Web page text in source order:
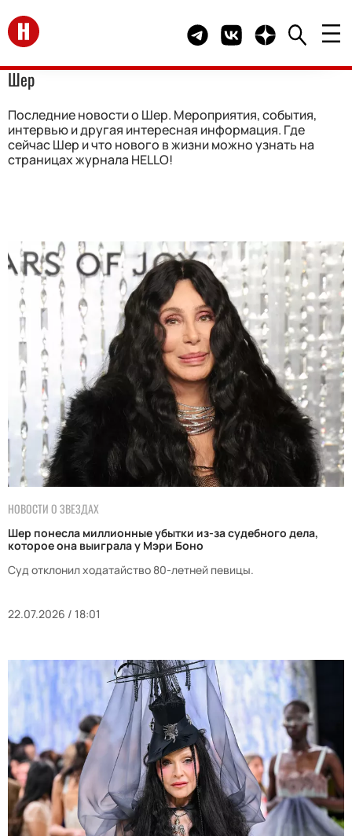
Перейти на главную Telegram канал HELLO
Группа HELLO
Канал HELLO в
Шер
Последние новости о Шер. Мероприятия, события,
интервью и другая интересная информация. Где
сейчас Шер и что нового в жизни можно узнать на
страницах журнала HELLO!
НОВОСТИ О ЗВЕЗДАХ
Шер понесла миллионные убытки из-за судебного дела,
которое она выиграла у Мэри Боно
Суд отклонил ходатайство 80-летней певицы.
22.07.2026 / 18:01